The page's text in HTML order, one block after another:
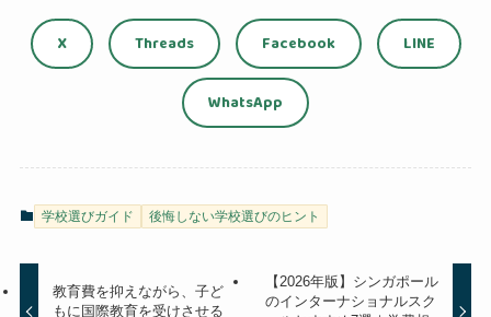
X Threads Facebook LINE
WhatsApp
学校選びガイド 後悔しない学校選びのヒント
教育費を抑えながら、子ど
もに国際教育を受けさせる
【2026年版】シンガポール
のインターナショナルスク